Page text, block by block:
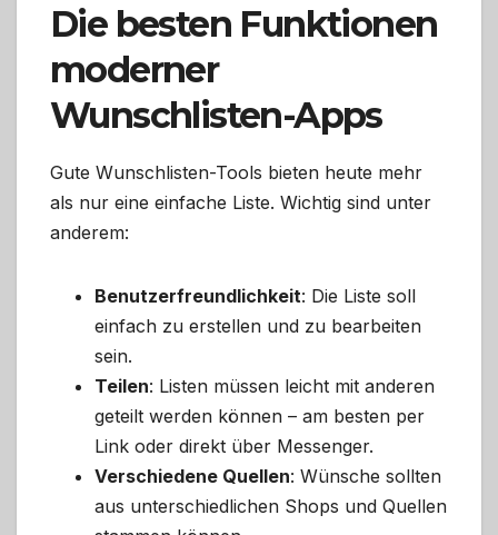
Die besten Funktionen
moderner
Wunschlisten-Apps
Gute Wunschlisten-Tools bieten heute mehr
als nur eine einfache Liste. Wichtig sind unter
anderem:
Benutzerfreundlichkeit: Die Liste soll
einfach zu erstellen und zu bearbeiten
sein.
Teilen: Listen müssen leicht mit anderen
geteilt werden können – am besten per
Link oder direkt über Messenger.
Verschiedene Quellen: Wünsche sollten
aus unterschiedlichen Shops und Quellen